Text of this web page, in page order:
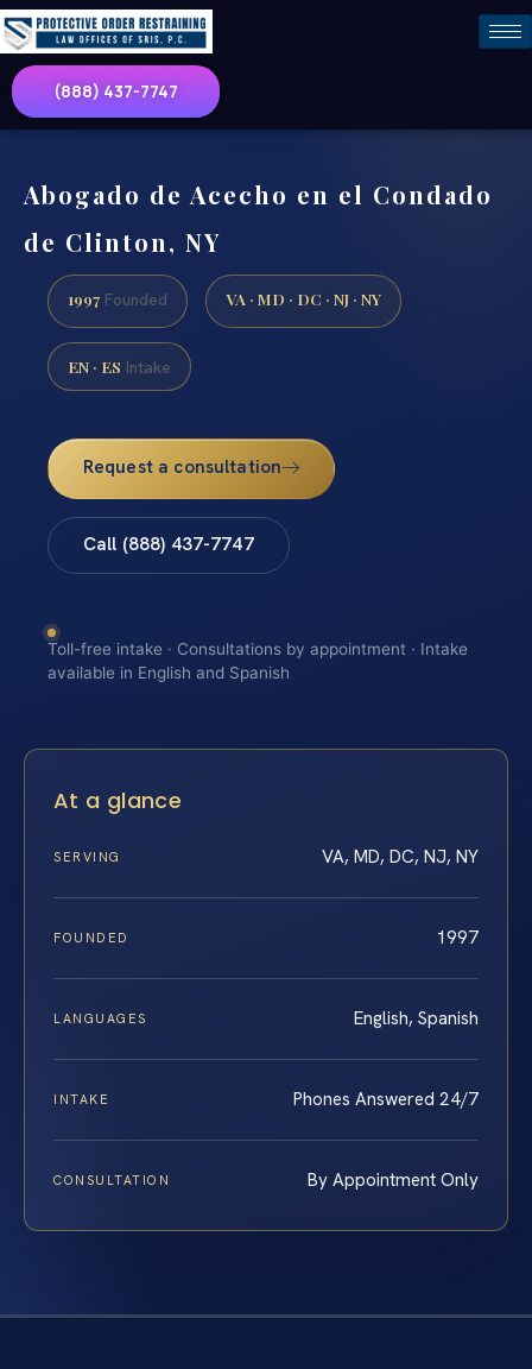
(888) 437-7747
Abogado de Acecho en el Condado
de Clinton, NY
1997 Founded VA · MD · DC · NJ · NY
EN · ES Intake
Request a consultation
Call (888) 437-7747
Toll-free intake · Consultations by appointment · Intake
available in English and Spanish
At a glance
SERVING VA, MD, DC, NJ, NY
FOUNDED 1997
LANGUAGES English, Spanish
INTAKE Phones Answered 24/7
CONSULTATION By Appointment Only